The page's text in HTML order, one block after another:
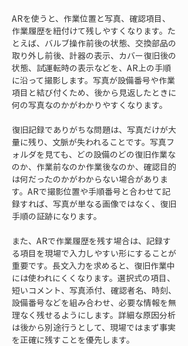
ARを使うと、作業位置と写真、確認項目、
作業履歴を紐付けて残しやすくなります。た
とえば、バルブ操作前後の状態、交換部品の
取り外し前後、計器の表示、カバー復旧後の
状態、試運転時の表示などを、AR上の手順
に沿って撮影します。写真が設備番号や作業
項目と結び付くため、後から見返したときに
何の写真なのかがわかりやすくなります。
復旧記録でありがちな問題は、写真だけが大
量に残り、文脈が失われることです。写真フ
ォルダを見ても、どの設備のどの復旧作業な
のか、作業前なのか作業後なのか、確認目的
は何だったのかがわからない場合がありま
す。ARで撮影位置や手順番号と合わせて記
録すれば、写真が単なる画像ではなく、復旧
手順の証跡になります。
また、ARで作業履歴を残す場合は、記録す
る項目を現場で入力しやすい形にすることが
重要です。長文入力を求めると、復旧作業中
には使われにくくなります。選択式の項目、
短いコメント、写真添付、確認者名、時刻、
設備番号などを組み合わせ、必要な情報を無
理なく残せるようにします。詳細な原因分析
は後から別途行うとして、現場ではまず事実
を正確に残すことを優先します。